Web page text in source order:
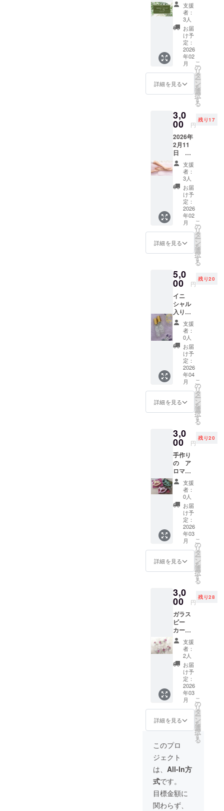
地：上
記に記
イピー
（タ
イ）
レモン
グラス
（日
本）
ミント
（エジ
レモン
バーム
（ドイ
ツ）
光、高
温多湿
を避け
て保存
してく
ださい
・添加
物表
示：な
し ・ア
レル
味/消費
期限：
2027年
7月 ・
主原料
の原産
地：バ
タフラ
イピー
（タ
イ）
レモン
グラス
（日
ペパー
（エジ
プト）
レモン
バーム
（ドイ
ツ）
スカス
（エジ
ローズ
ヒップ
（チ
リ）
ステビ
ア（中
国）
（イン
ド）
ヒース
（ウク
ライ
ナ）
ラベン
ダー
（スペ
イン）
ミール
ツアー
マン
（ク
ロアチ
ア）
ソルト
・原材
料名：
海塩、
ハーブ
（ロー
ズマ
リー、
セー
ジ、
フェン
ネル、
ル、コ
リアン
ダー、
オレガ
ノ、
チャイ
ブ、パ
セリ）
・内容
量：35g
・保存
方法：
常温 ・
添加物
表示：
なし ・
アレル
味/消費
期限：
2026/9/
30 ・主
原料の
原産
地：埼
玉県白
岡市産
支援
者：
3人
お届
け予
定：
2026
年02
月
詳細を見る
こ
の
リ
タ
ー
ン
を
選
択
す
る
3,0
00 円
残り17
2026年
2月11
日
Ruban
Rose
フェス
ティバ
ルでの
トリー
トメン
ト券に
なりま
す。 15
分間の
チケッ
ト 2月
イベン
トにい
らっ
しゃれ
る方が
対象に
なりま
す。
10：
00〜
14：45
までに
お越し
くださ
い。 イ
ベント
会場
１分
すみだ
産業会
館8階
支援
者：
3人
お届
け予
定：
2026
年02
月
詳細を見る
こ
の
リ
タ
ー
ン
を
選
択
す
る
5,0
00 円
残り20
イニ
シャル
入り香
水・ス
プレー
容器
（ガラ
ス容
器） １
０ml
高さ
約
8.5cm×
1.5 精
油、ア
ルコー
可 蓋の
色 金
と銀は
選択で
きませ
ん。 ご
希望の
イニ
シャル
をお入
れしま
す。 備
考欄に
イニ
シャル
を入れ
てくだ
支援
者：
0人
お届
け予
定：
2026
年04
月
詳細を見る
こ
の
リ
タ
ー
ン
を
選
択
す
る
3,0
00 円
残り20
手作り
の ア
ロマフ
レグラ
ンスス
トーン1
個 精
油を垂
らして
いただ
いて楽
しんで
くださ
い。 形
は、お
写真の
なりま
す。 大
きさは
約
12×14
㎝ 色は
お任せ
くださ
い。
支援
者：
0人
お届
け予
定：
2026
年03
月
詳細を見る
こ
の
リ
タ
ー
ン
を
選
択
す
る
3,0
00 円
残り28
ガラス
ビー
カー
ミモ
ザ ラ
ベン
ダー
ローズ
いずれ
かで 申
し訳あ
りませ
んが
柄の選
択はで
きませ
ん。 サ
イズ
は、２
５mlの
ビー
カーに
なりま
す。
支援
者：
2人
お届
け予
定：
2026
年03
月
詳細を見る
こ
の
リ
タ
ー
ン
を
選
択
す
る
このプロ
ジェクト
は、 All-In方
式です。
目標金額に
関わらず、